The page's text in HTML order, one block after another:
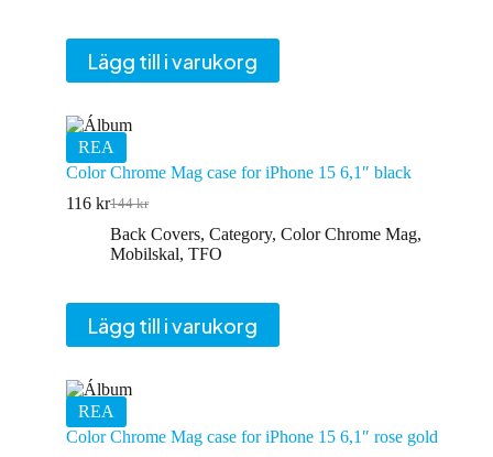
Lägg till i varukorg
REA
Color Chrome Mag case for iPhone 15 6,1″ black
144kr
Det
ursprungliga
priset
116 krDet
nuvarande
priset
Back Covers, Category, Color Chrome Mag,
Mobilskal, TFO
Lägg till i varukorg
REA
Color Chrome Mag case for iPhone 15 6,1″ rose gold